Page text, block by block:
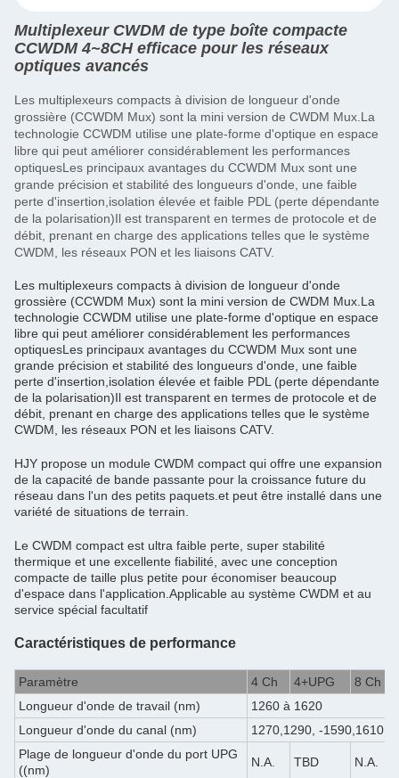
Multiplexeur CWDM de type boîte compacte
CCWDM 4~8CH efficace pour les réseaux
optiques avancés
Les multiplexeurs compacts à division de longueur d'onde
grossière (CCWDM Mux) sont la mini version de CWDM Mux.La
technologie CCWDM utilise une plate-forme d'optique en espace
libre qui peut améliorer considérablement les performances
optiquesLes principaux avantages du CCWDM Mux sont une
grande précision et stabilité des longueurs d'onde, une faible
perte d'insertion,isolation élevée et faible PDL (perte dépendante
de la polarisation)Il est transparent en termes de protocole et de
débit, prenant en charge des applications telles que le système
CWDM, les réseaux PON et les liaisons CATV.
Les multiplexeurs compacts à division de longueur d'onde
grossière (CCWDM Mux) sont la mini version de CWDM Mux.La
technologie CCWDM utilise une plate-forme d'optique en espace
libre qui peut améliorer considérablement les performances
optiquesLes principaux avantages du CCWDM Mux sont une
grande précision et stabilité des longueurs d'onde, une faible
perte d'insertion,isolation élevée et faible PDL (perte dépendante
de la polarisation)Il est transparent en termes de protocole et de
débit, prenant en charge des applications telles que le système
CWDM, les réseaux PON et les liaisons CATV.
HJY propose un module CWDM compact qui offre une expansion
de la capacité de bande passante pour la croissance future du
réseau dans l'un des petits paquets.et peut être installé dans une
variété de situations de terrain.
Le CWDM compact est ultra faible perte, super stabilité
thermique et une excellente fiabilité, avec une conception
compacte de taille plus petite pour économiser beaucoup
d'espace dans l'application.Applicable au système CWDM et au
service spécial facultatif
Caractéristiques de performance
Paramètre 4 Ch 4+UPG 8 Ch
Longueur d'onde de travail (nm)
1260 à 1620
Longueur d'onde du canal (nm)
1270,1290, -1590,1610,
Plage de longueur d'onde du port UPG
((nm)
N.A. TBD N.A.